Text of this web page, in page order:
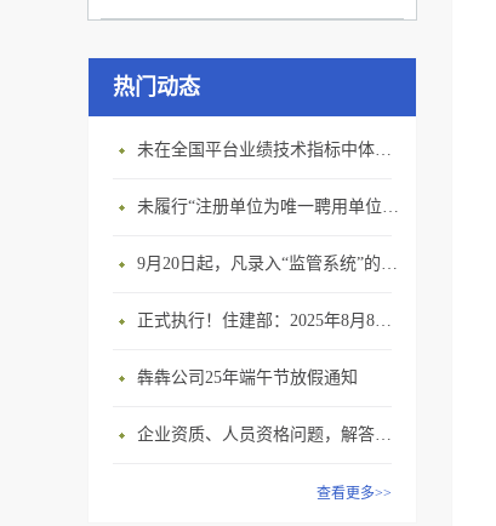
热门动态
未在全国平台业绩技术指标中体现个人角色的业绩，在资质审查时不作为有效业绩认定！
未履行“注册单位为唯一聘用单位”的承诺，撤销注册许可，三年内不得再次申请建造师注册
9月20日起，凡录入“监管系统”的建造师、职称人员，均需上传社保缴纳凭证！
正式执行！住建部：2025年8月8日起，建筑市政工程全面禁止9项技术！
犇犇公司25年端午节放假通知
企业资质、人员资格问题，解答来了
查看更多>>